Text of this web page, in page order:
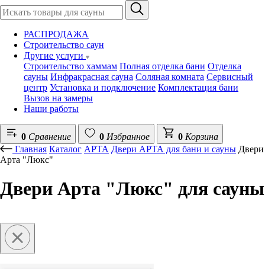
РАСПРОДАЖА
Строительство саун
Другие услуги
Строительство хаммам Полная отделка бани Отделка
сауны Инфракрасная сауна Соляная комната Сервисный
центр Установка и подключение Комплектация бани
Вызов на замеры
Наши работы
0 Сравнение 0 Избранное 0 Корзина
Главная Каталог АРТА Двери АРТА для бани и сауны Двери
Арта "Люкс"
Двери Арта "Люкс" для сауны